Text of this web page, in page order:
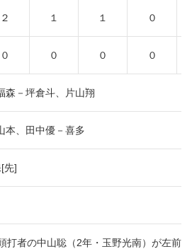
２ １ １ ０
０ ０ ０ ０
森－坪倉斗、片山翔
本、田中優－喜多
先]
打者の中山聡（2年・玉野光南）が左前